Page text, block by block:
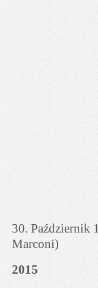
30. Październik
Marconi)
2015